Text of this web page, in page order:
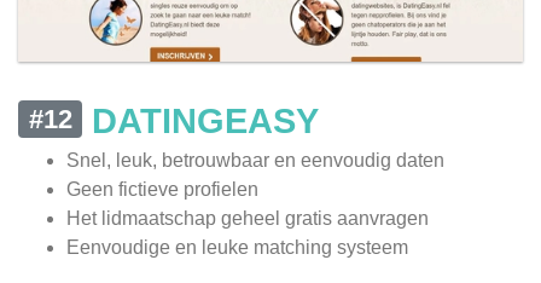
#12 DATINGEASY
Snel, leuk, betrouwbaar en eenvoudig daten
Geen fictieve profielen
Het lidmaatschap geheel gratis aanvragen
Eenvoudige en leuke matching systeem